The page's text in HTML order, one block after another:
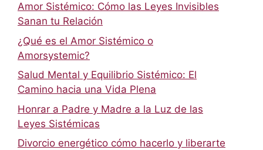
Amor Sistémico: Cómo las Leyes Invisibles
Sanan tu Relación
¿Qué es el Amor Sistémico o
Amorsystemic?
Salud Mental y Equilibrio Sistémico: El
Camino hacia una Vida Plena
Honrar a Padre y Madre a la Luz de las
Leyes Sistémicas
Divorcio energético cómo hacerlo y liberarte